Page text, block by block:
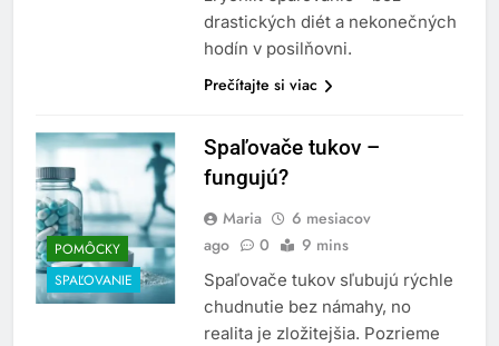
drastických diét a nekonečných
hodín v posilňovni.
Prečítajte si viac
POMÔCKY
SPAĽOVANIE
Spaľovače tukov –
fungujú?
Maria
6 mesiacov
ago
0 9 mins
Spaľovače tukov sľubujú rýchle
chudnutie bez námahy, no
realita je zložitejšia. Pozrieme